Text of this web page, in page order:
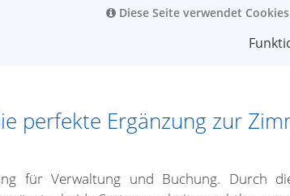
Diese Seite verwendet Cookies
perfekte Ergänzung zur
für Verwaltung und Buchung. Durch